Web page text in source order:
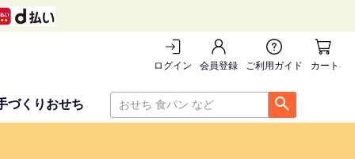
ログイン 会員登録 ご利用ガイド カートを
づくりおせち